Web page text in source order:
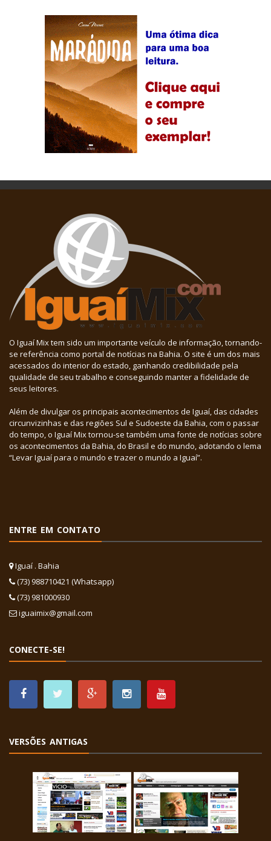
O Iguaí Mix tem sido um importante veículo de informação, tornando-
se referência como portal de notícias na Bahia. O site é um dos mais
acessados do interior do estado, ganhando credibilidade pela
qualidade de seu trabalho e conseguindo manter a fidelidade de
seus leitores.
Além de divulgar os principais acontecimentos de Iguaí, das cidades
circunvizinhas e das regiões Sul e Sudoeste da Bahia, com o passar
do tempo, o Iguaí Mix tornou-se também uma fonte de notícias sobre
os acontecimentos da Bahia, do Brasil e do mundo, adotando o lema
“Levar Iguaí para o mundo e trazer o mundo a Iguaí”.
ENTRE EM CONTATO
Iguaí . Bahia
(73) 988710421 (Whatsapp)
(73) 981000930
iguaimix@gmail.com
CONECTE-SE!
VERSÕES ANTIGAS